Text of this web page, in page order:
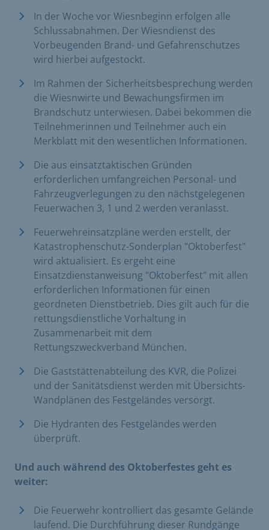
In der Woche vor Wiesnbeginn erfolgen alle
Schlussabnahmen. Der Wiesndienst des
Vorbeugenden Brand- und Gefahrenschutzes
wird hierbei aufgestockt.
Im Rahmen der Sicherheitsbesprechung werden
die Wiesnwirte und Bewachungsfirmen im
Brandschutz unterwiesen. Dabei bekommen die
Teilnehmerinnen und Teilnehmer auch ein
Merkblatt mit den wesentlichen Informationen.
Die aus einsatztaktischen Gründen
erforderlichen umfangreichen Personal- und
Fahrzeugverlegungen zu den nächstgelegenen
Feuerwachen 3, 1 und 2 werden veranlasst.
Feuerwehreinsatzpläne werden erstellt, der
Katastrophenschutz-Sonderplan "Oktoberfest"
wird aktualisiert. Es ergeht eine
Einsatzdienstanweisung "Oktoberfest" mit allen
erforderlichen Informationen für einen
geordneten Dienstbetrieb. Dies gilt auch für die
rettungsdienstliche Vorhaltung in
Zusammenarbeit mit dem
Rettungszweckverband München.
Die Gaststättenabteilung des KVR, die Polizei
und der Sanitätsdienst werden mit Übersichts-
Wandplänen des Festgeländes versorgt.
Die Hydranten des Festgeländes werden
überprüft.
Und auch während des Oktoberfestes geht es
weiter:
Die Feuerwehr kontrolliert das gesamte Gelände
laufend. Die Durchführung dieser Rundgänge